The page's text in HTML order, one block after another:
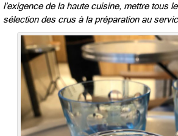
l’exigence de la haute cuisine, mettre tous
sélection des crus à la préparation au